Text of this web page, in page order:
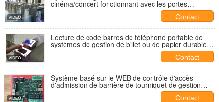
cinéma/concert fonctionnant avec les portes
Contact
Lecture de code barres de téléphone portable de
systèmes de gestion de billet ou de papier durable
Contact
Système basé sur le WEB de contrôle d'accès
d'admission de barrière de tourniquet de gestion
Contact